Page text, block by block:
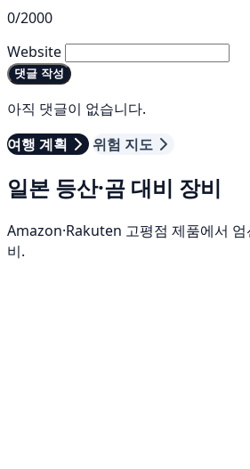
0/2000
Website
댓글 작성
아직 댓글이 없습니다.
여행 계획
위험 지도
일본 등산·곰 대비 장비
Amazon·Rakuten 고평점 제품에서
비.